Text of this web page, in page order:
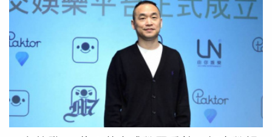
中與加密貨幣連動的個股，如Coinbase與Strategy皆大幅下
挫。科技股同樣受到波動牽動。人工智慧概念股中早先表現
強勢的博通（Broadcom）與美超微（Super Micro
Computer）分別下跌超過4%與1%，顯示市場出現更明顯
的獲利了結。然而，並非所有科技股都陷入回檔。新思科技
（Synopsys）因獲得Nvidia新宣布的投資而逆勢上漲，而
Nvidia本身的股價也上漲超過1%，繼續維持其作為華爾街
與散戶共同追捧的AI龍頭地位。與科技股的震盪形成對比的
是，零售股在假期購物季推動下續走強。Ulta美妝和沃爾瑪